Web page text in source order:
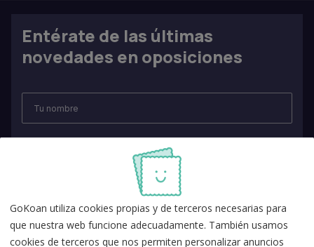
Entérate de las últimas
novedades en oposiciones
GoKoan utiliza cookies propias y de terceros necesarias para
que nuestra web funcione adecuadamente. También usamos
cookies de terceros que nos permiten personalizar anuncios